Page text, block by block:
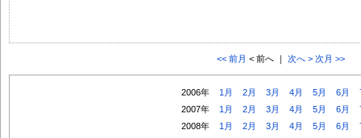
<< 前月 < 前へ ｜ 次へ > 次月 >>
2006年 1月 2月 3月 4月 5月 6月
2007年
1月 2月 3月 4月 5月 6月
2008年
1月 2月 3月 4月 5月 6月